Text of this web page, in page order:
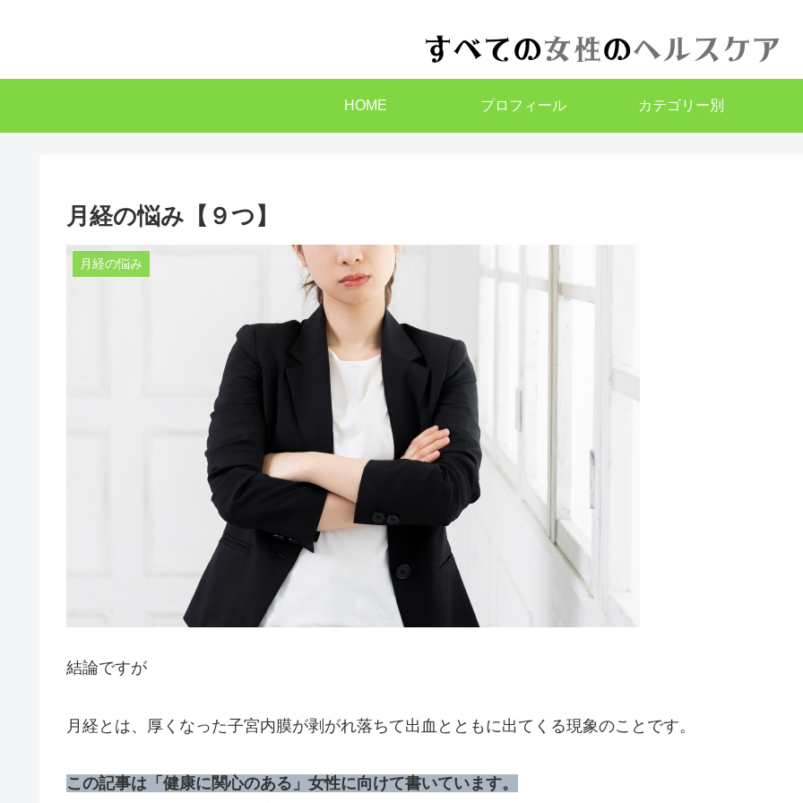
HOME プロフィール カテゴリー別
月経の悩み【９つ】
月経の悩み
結論ですが
月経とは、厚くなった子宮内膜が剥がれ落ちて出血とともに出てくる現象のことです。
この記事は「健康に関心のある」女性に向けて書いています。